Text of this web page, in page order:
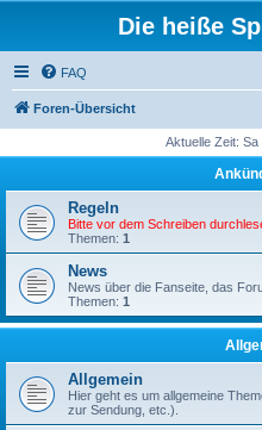
Die heiße
FAQ
Foren-Übersicht
Aktuelle Zeit: Sa
Regeln
Bitte vor dem Schreiben
Themen: 1
News
News über die Fanseite, das
Themen: 1
Allgemein
Hier geht es um allgemeine
zur Sendung, etc.).